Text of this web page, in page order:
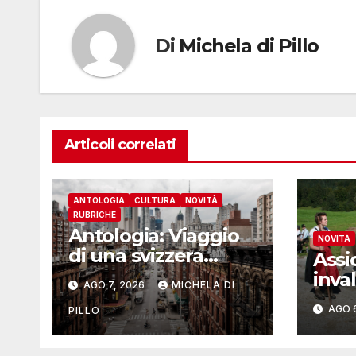
Di Michela di Pillo
Articoli correlati
ANTOLOGIA CULTURA
NOVITÀ
RUBRICHE
Antologia: Viaggio
di una svizzera
intorno al mondo –
Yosemite
AGO 7, 2026 MICHELA DI
PILLO
NOVITÀ
nel
AGO